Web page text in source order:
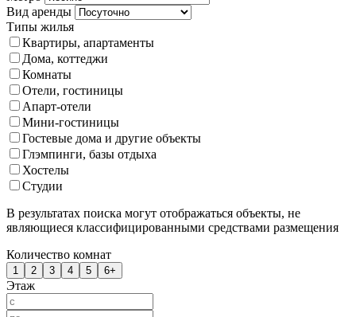
Вид аренды
Типы жилья
Квартиры, апартаменты
Дома, коттеджи
Комнаты
Отели, гостиницы
Апарт-отели
Мини-гостиницы
Гостевые дома и другие объекты
Глэмпинги, базы отдыха
Хостелы
Студии
В результатах поиска могут отображаться объекты, не
являющиеся классифицированными средствами размещения
Количество комнат
1 2 3 4 5 6+
Этаж